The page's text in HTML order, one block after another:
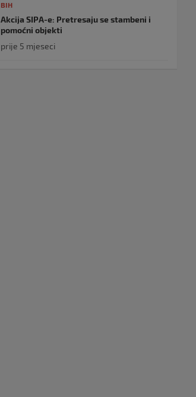
BIH
Akcija SIPA-e: Pretresaju se stambeni i
pomoćni objekti
prije 5 mjeseci